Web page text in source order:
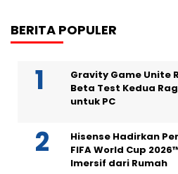
BERITA POPULER
Gravity Game Unite
Beta Test Kedua
untuk PC
Hisense Hadirkan
FIFA World Cup
Imersif dari Rumah